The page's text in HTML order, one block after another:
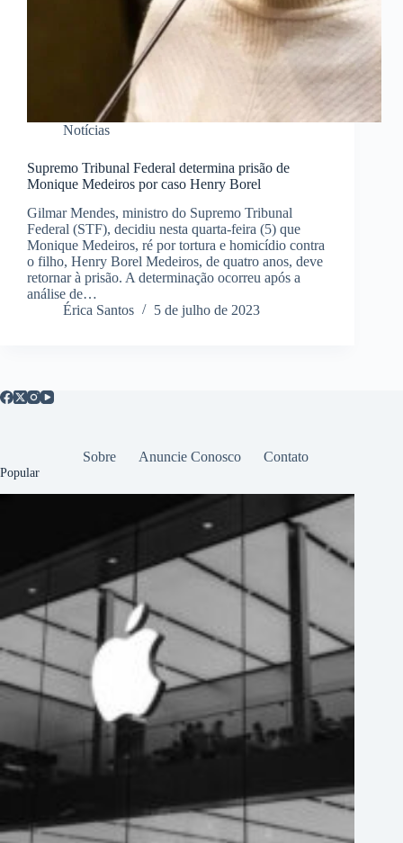
Notícias
Supremo Tribunal Federal determina prisão de
Monique Medeiros por caso Henry Borel
Gilmar Mendes, ministro do Supremo Tribunal
Federal (STF), decidiu nesta quarta-feira (5) que
Monique Medeiros, ré por tortura e homicídio contra
o filho, Henry Borel Medeiros, de quatro anos, deve
retornar à prisão. A determinação ocorreu após a
análise de…
Érica Santos
5 de julho de 2023
Sobre Anuncie Conosco Contato
Popular